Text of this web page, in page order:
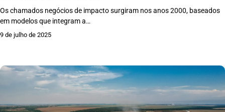
Os chamados negócios de impacto surgiram nos anos 2000, baseados
em modelos que integram a…
9 de julho de 2025